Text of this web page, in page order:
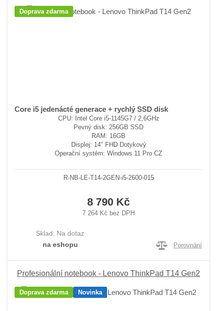
Doprava zdarma
Core i5 jedenácté generace + rychlý SSD disk
CPU: Intel Core i5-1145G7 / 2,6GHz
Pevný disk: 256GB SSD
RAM: 16GB
Displej: 14" FHD Dotykový
Operační systém: Windows 11 Pro CZ
R-NB-LE-T14-2GEN-i5-2600-015
8 790 Kč
7 264 Kč bez DPH
Sklad: Na dotaz
na eshopu
Porovnání
Profesionální notebook - Lenovo ThinkPad T14 Gen2
Doprava zdarma Novinka